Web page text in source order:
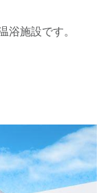
浴施設です。